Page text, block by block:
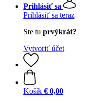
Prihlásiť sa
Prihlásiť sa teraz
Ste tu prvýkrát?
Vytvoriť účet
Košík € 0,00